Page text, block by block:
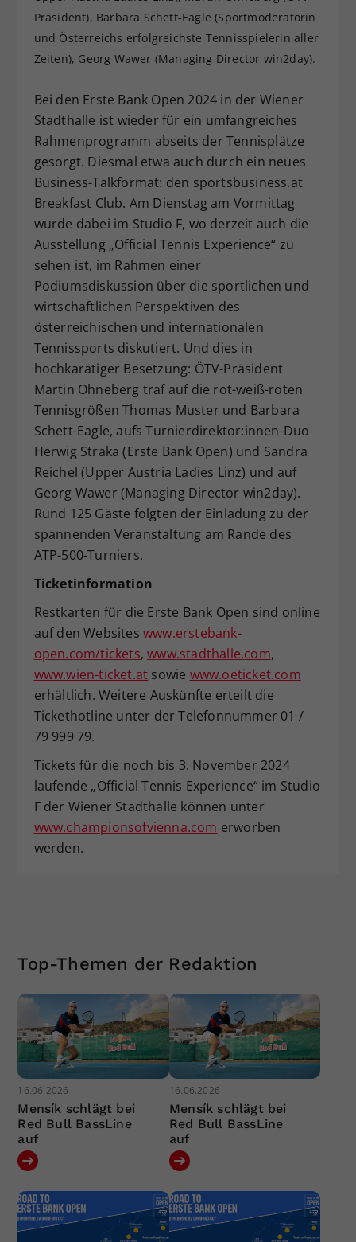
Präsident), Barbara Schett-Eagle (Sportmoderatorin
und Österreichs erfolgreichste Tennisspielerin aller
Zeiten), Georg Wawer (Managing Director win2day).
Bei den Erste Bank Open 2024 in der Wiener
Stadthalle ist wieder für ein umfangreiches
Rahmenprogramm abseits der Tennisplätze
gesorgt. Diesmal etwa auch durch ein neues
Business-Talkformat: den sportsbusiness.at
Breakfast Club. Am Dienstag am Vormittag
wurde dabei im Studio F, wo derzeit auch die
Ausstellung „Official Tennis Experience“ zu
sehen ist, im Rahmen einer
Podiumsdiskussion über die sportlichen und
wirtschaftlichen Perspektiven des
österreichischen und internationalen
Tennissports diskutiert. Und dies in
hochkarätiger Besetzung: ÖTV-Präsident
Martin Ohneberg traf auf die rot-weiß-roten
Tennisgrößen Thomas Muster und Barbara
Schett-Eagle, aufs Turnierdirektor:innen-Duo
Herwig Straka (Erste Bank Open) und Sandra
Reichel (Upper Austria Ladies Linz) und auf
Georg Wawer (Managing Director win2day).
Rund 125 Gäste folgten der Einladung zu der
spannenden Veranstaltung am Rande des
ATP-500-Turniers.
Ticketinformation
Restkarten für die Erste Bank Open sind online
auf den Websites www.erstebank-
open.com/tickets,www.stadthalle.com,
www.wien-ticket.at sowie www.oeticket.com
erhältlich. Weitere Auskünfte erteilt die
Tickethotline unter der Telefonnummer 01 /
79 999 79.
Tickets für die noch bis 3. November 2024
laufende „Official Tennis Experience“ im Studio
F der Wiener Stadthalle können unter
www.championsofvienna.com erworben
werden.
Top-Themen der Redaktion
16.06.2026
Mensík schlägt bei
Red Bull BassLine
auf
16.06.2026
Mensík schlägt bei
Red Bull BassLine
auf
Dieser Wert speichert Ihre Consent-
Einstellungen. Unter anderem eine
zufällig generierte ID, für die
Webseiten-Betreiber dies eingestellt
hat.